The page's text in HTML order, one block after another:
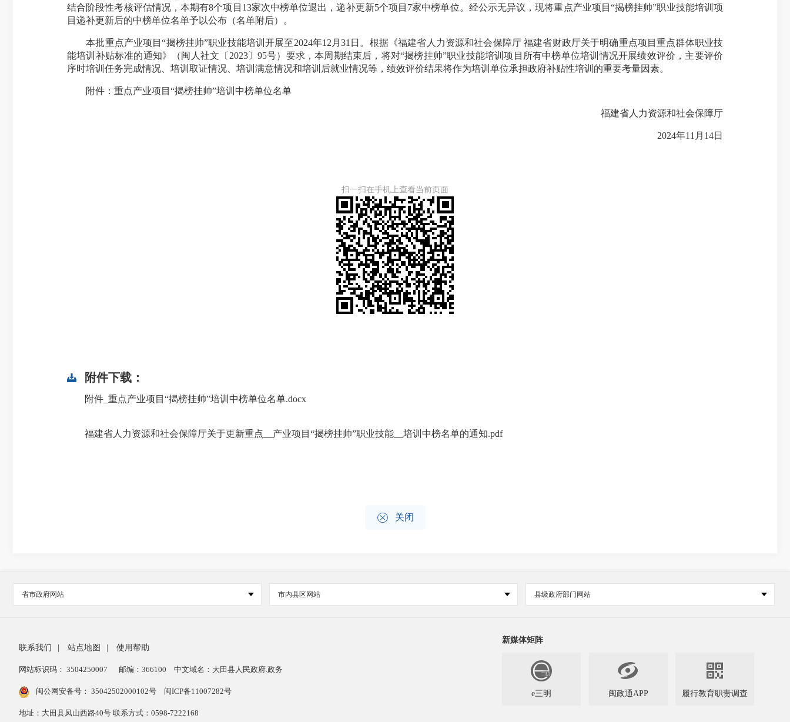
结合阶段性考核评估情况，本期有8个项目13家次中榜单位退出，递补更新5个项目7家中榜单位。经公示无异议，现将重点产业项目“揭榜挂帅”职业技能培训项
目递补更新后的中榜单位名单予以公布（名单附后）。
本批重点产业项目“揭榜挂帅”职业技能培训开展至2024年12月31日。根据《福建省人力资源和社会保障厅 福建省财政厅关于明确重点项目重点群体职业技
能培训补贴标准的通知》（闽人社文〔2023〕95号）要求，本周期结束后，将对“揭榜挂帅”职业技能培训项目所有中榜单位培训情况开展绩效评价，主要评价
序时培训任务完成情况、培训取证情况、培训满意情况和培训后就业情况等，绩效评价结果将作为培训单位承担政府补贴性培训的重要考量因素。
附件：重点产业项目“揭榜挂帅”培训中榜单位名单
福建省人力资源和社会保障厅
2024年11月14日
扫一扫在手机上查看当前页面
附件下载：
附件_重点产业项目“揭榜挂帅”培训中榜单位名单.docx
福建省人力资源和社会保障厅关于更新重点__产业项目“揭榜挂帅”职业技能__培训中榜名单的通知.pdf
 关闭
省市政府网站 市内县区网站 县级政府部门网站
联系我们 站点地图 使用帮助
网站标识码： 3504250007 邮编：366100 中文域名：大田县人民政府.政务
闽公网安备号： 35042502000102号 闽ICP备11007282号
地址：大田县凤山西路40号 联系方式：0598-7222168
新媒体矩阵
e三明

闽政通APP

履行教育职责调查